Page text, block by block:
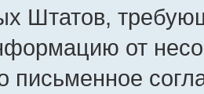
Штатов,
от
письменное